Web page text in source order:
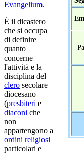
Evangelium.
È il dicastero
che si occupa
di definire
quanto
concerne
l'attività e la
disciplina del
clero secolare
diocesano
(presbiteri e
diaconi che
non
appartengono a
ordini religiosi
particolari e